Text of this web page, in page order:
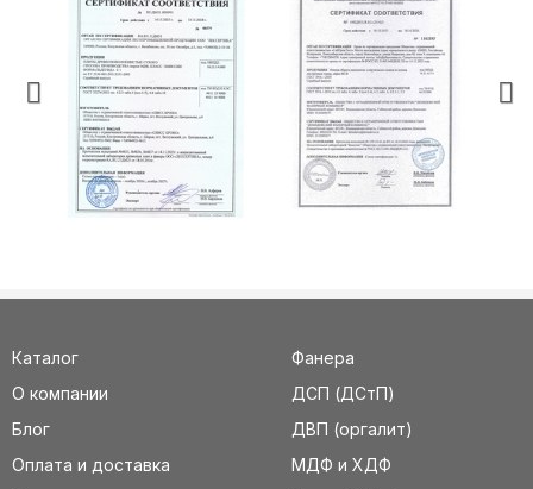
Каталог
О компании
Блог
Оплата и доставка
Фанера
ДСП (ДСтП)
ДВП (оргалит)
МДФ и ХДФ